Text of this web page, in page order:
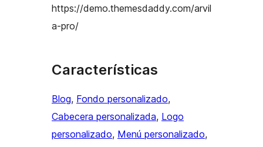
https://demo.themesdaddy.com/arvil
a-pro/
Características
Blog, Fondo personalizado
Cabecera personalizada, Logo
personalizado, Menú personalizado